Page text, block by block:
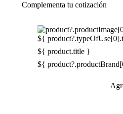
Complementa tu cotización
${
${ product.title }
${